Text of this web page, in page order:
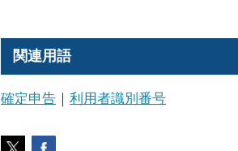
関連用語
確定申告 ｜ 利用者識別番号